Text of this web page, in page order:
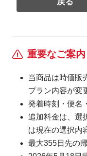
重要なご案内
当商品は時価販
プラン内容が変
発着時刻・便名
追加料金は、選
は現在の選択内
最大355日先の